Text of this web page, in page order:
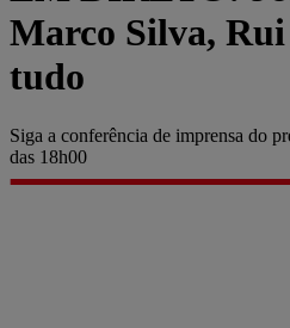
Marco Silva,
tudo
Siga a conferência de imprensa do
das 18h00